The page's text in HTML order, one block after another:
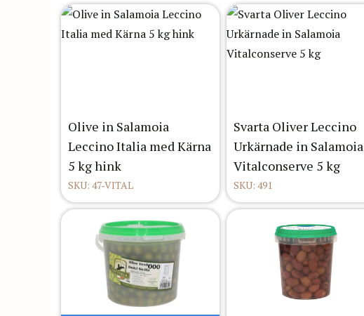
Olive in Salamoia
Leccino Italia med Kärna
5 kg hink
SKU: 47-VITAL
Svarta Oliver Leccino
Urkärnade in Salamoia
Vitalconserve 5 kg
SKU: 491